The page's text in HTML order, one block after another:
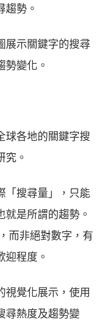
趨勢。
展示關鍵字的搜尋
勢變化。
球各地的關鍵字搜
究。
「搜尋量」，只能
是所謂的趨勢。
而非絕對數字，有
迎程度。
視覺化展示，使用
尋熱度及趨勢變